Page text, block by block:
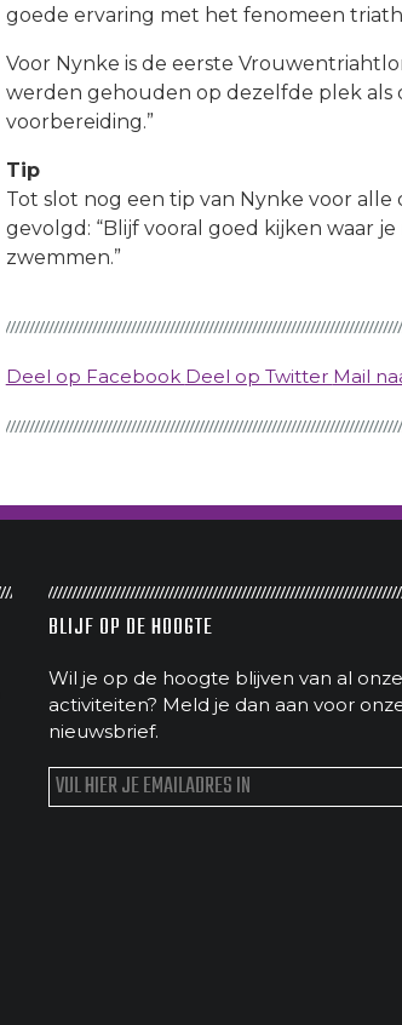
goede ervaring met het fenomeen
Voor Nynke is de eerste
werden gehouden op dezelfde plek als
voorbereiding.”
Tip
Tot slot nog een tip van Nynke voor
gevolgd: “Blijf vooral goed kijken waar
zwemmen.”
Deel op Facebook Deel op Twitter Mail
BLIJF OP DE HOOGTE
Wil je op de hoogte blijven van al onze
activiteiten? Meld je dan aan voor
nieuwsbrief.